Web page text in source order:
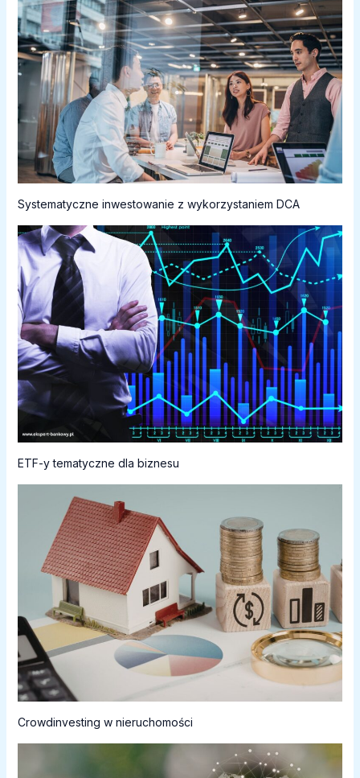
Systematyczne inwestowanie z wykorzystaniem DCA
ETF-y tematyczne dla biznesu
Crowdinvesting w nieruchomości